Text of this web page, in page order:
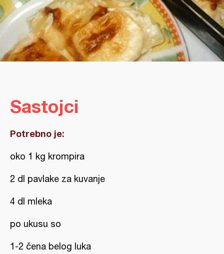
Sastojci
Potrebno je:
oko 1 kg krompira
2 dl pavlake za kuvanje
4 dl mleka
po ukusu so
1-2 čena belog luka